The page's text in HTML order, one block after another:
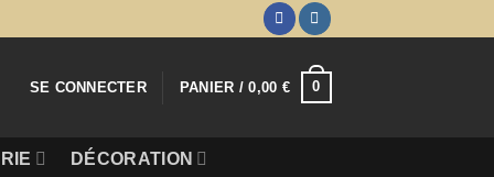
SE CONNECTER PANIER /0,00 € 0
DÉCORATION